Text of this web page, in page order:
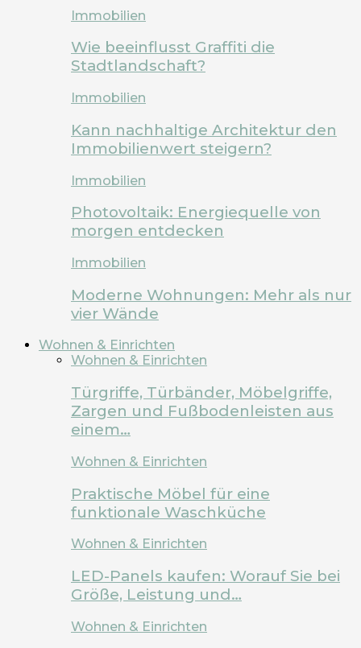
Immobilien
Wie beeinflusst Graffiti die
Stadtlandschaft?
Immobilien
Kann nachhaltige Architektur den
Immobilienwert steigern?
Immobilien
Photovoltaik: Energiequelle von
morgen entdecken
Immobilien
Moderne Wohnungen: Mehr als nur
vier Wände
Wohnen & Einrichten
Wohnen & Einrichten
Türgriffe, Türbänder, Möbelgriffe,
Zargen und Fußbodenleisten aus
einem…
Wohnen & Einrichten
Praktische Möbel für eine
funktionale Waschküche
Wohnen & Einrichten
LED-Panels kaufen: Worauf Sie bei
Größe, Leistung und…
Wohnen & Einrichten